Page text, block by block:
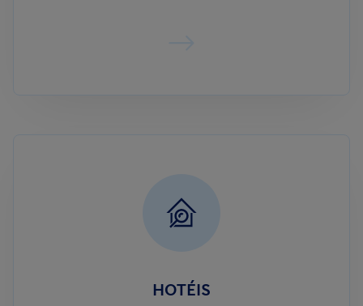
HOTÉIS